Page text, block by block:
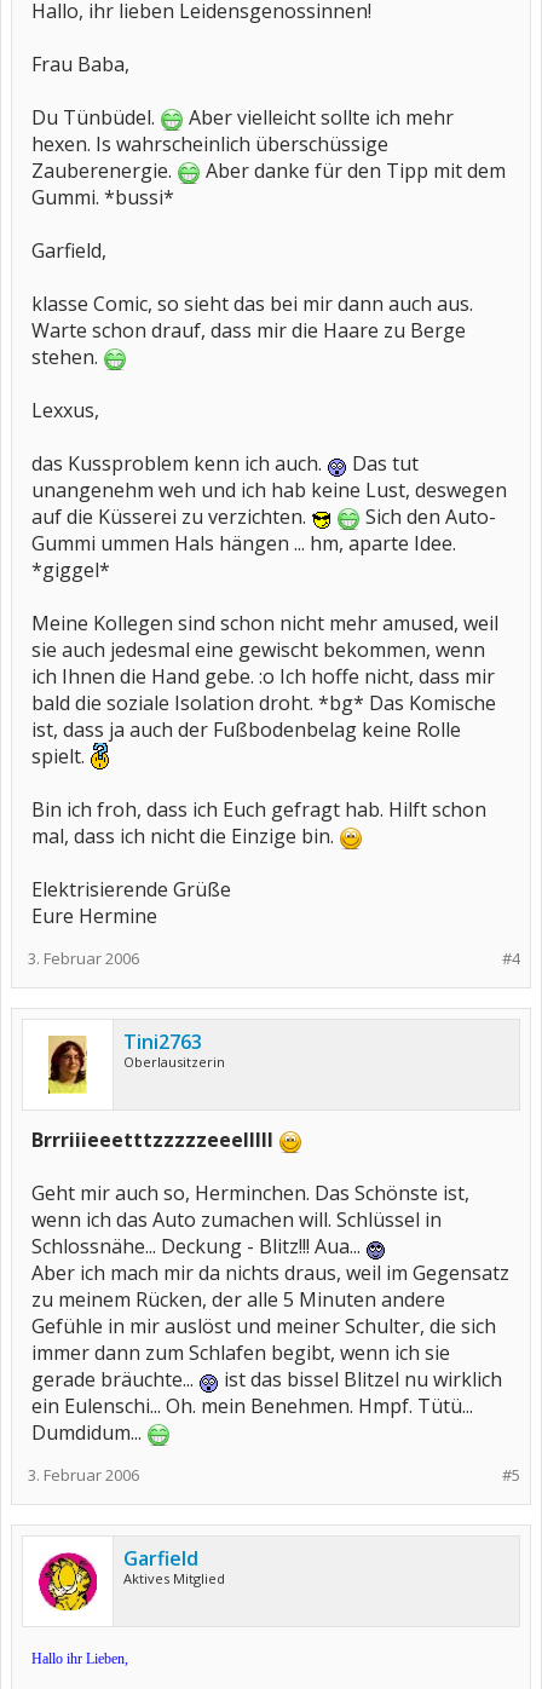
Hallo, ihr lieben Leidensgenossinnen!
Frau Baba,
Du Tünbüdel.
Aber vielleicht sollte ich mehr
hexen. Is wahrscheinlich überschüssige
Zauberenergie.
Aber danke für den Tipp mit dem
Gummi. *bussi*
Garfield,
klasse Comic, so sieht das bei mir dann auch aus.
Warte schon drauf, dass mir die Haare zu Berge
stehen.
Lexxus,
das Kussproblem kenn ich auch.
Das tut
unangenehm weh und ich hab keine Lust, deswegen
auf die Küsserei zu verzichten.
Sich den Auto-
Gummi ummen Hals hängen ... hm, aparte Idee.
*giggel*
Meine Kollegen sind schon nicht mehr amused, weil
sie auch jedesmal eine gewischt bekommen, wenn
ich Ihnen die Hand gebe. :o Ich hoffe nicht, dass mir
bald die soziale Isolation droht. *bg* Das Komische
ist, dass ja auch der Fußbodenbelag keine Rolle
spielt.
Bin ich froh, dass ich Euch gefragt hab. Hilft schon
mal, dass ich nicht die Einzige bin.
Elektrisierende Grüße
Eure Hermine
#4
3. Februar 2006
Tini2763
Oberlausitzerin
Brrriiieeetttzzzzzeeelllll
Geht mir auch so, Herminchen. Das Schönste ist,
wenn ich das Auto zumachen will. Schlüssel in
Schlossnähe... Deckung - Blitz!!! Aua...
Aber ich mach mir da nichts draus, weil im Gegensatz
zu meinem Rücken, der alle 5 Minuten andere
Gefühle in mir auslöst und meiner Schulter, die sich
immer dann zum Schlafen begibt, wenn ich sie
gerade bräuchte...
ist das bissel Blitzel nu wirklich
ein Eulenschi... Oh. mein Benehmen. Hmpf. Tütü...
Dumdidum...
#5
3. Februar 2006
Garfield
Aktives Mitglied
Hallo ihr Lieben,